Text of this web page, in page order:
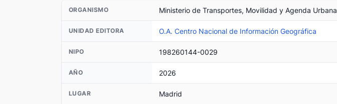
ORGANISMO Ministerio de Transportes, Movilidad y Agenda Urbana
UNIDAD EDITORA O.A. Centro Nacional de Información Geográfica
NIPO 198260144-0029
AÑO 2026
LUGAR Madrid